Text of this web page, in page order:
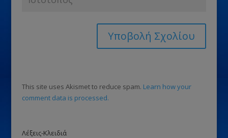
This site uses Akismet to reduce spam. Learn how your
comment data is processed.
Λέξεις-Κλειδιά